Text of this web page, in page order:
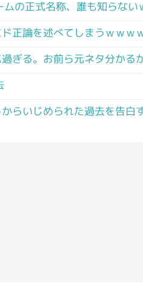
ムの正式名称、誰も知らない
正論を述べてしまうｗｗｗ
ぎる。お前ら元ネタ分かる
からいじめられた過去を告白